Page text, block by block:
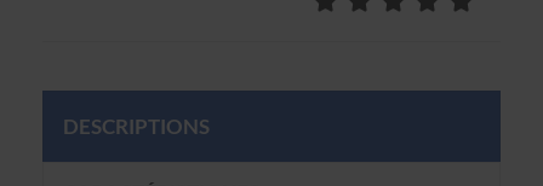
DESCRIPTIONS